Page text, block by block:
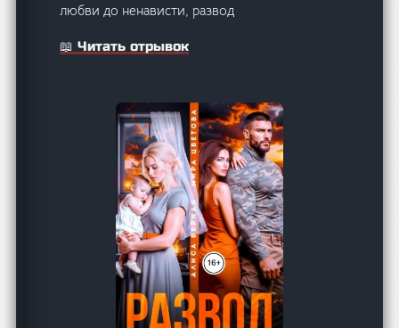
любви до ненависти, развод
📖 Читать отрывок